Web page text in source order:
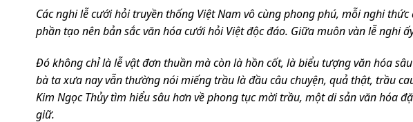
Các nghi lễ cưới hỏi truyền thống Việt Nam vô cùng phong phú, mỗi nghi
phần tạo nên bản sắc văn hóa cưới hỏi Việt độc đáo. Giữa muôn vàn lễ nghi
Đó không chỉ là lễ vật đơn thuần mà còn là hồn cốt, là biểu tượng văn hóa
bà ta xưa nay vẫn thường nói miếng trầu là đầu câu chuyện, quả thật, trầu
Kim Ngọc Thủy tìm hiểu sâu hơn về phong tục mời trầu, một di sản văn hóa
giữ.